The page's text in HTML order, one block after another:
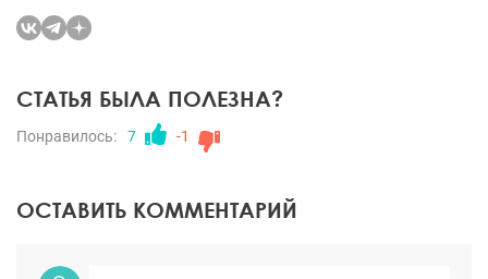
СТАТЬЯ БЫЛА ПОЛЕЗНА?
Понравилось: 7 -1
ОСТАВИТЬ КОММЕНТАРИЙ